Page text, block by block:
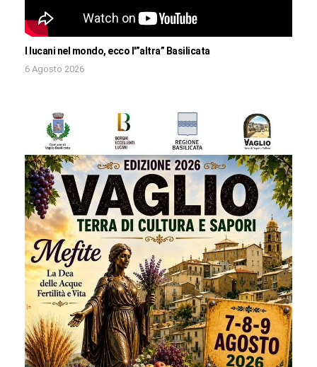
I lucani nel mondo, ecco l'”altra” Basilicata
6 Agosto 2026